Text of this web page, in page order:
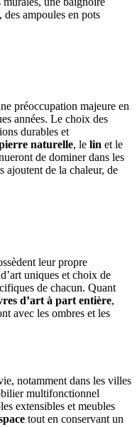
ampoules en pots
préoccupation majeure en
années. Le choix des
durables et
naturelle, le lin et le
de dominer dans les
ajoutent de la chaleur, de
leur propre
uniques et choix de
de chacun. Quant
d’art à part entière,
avec les ombres et les
notamment dans les villes
multifonctionnel
extensibles et meubles
tout en conservant un